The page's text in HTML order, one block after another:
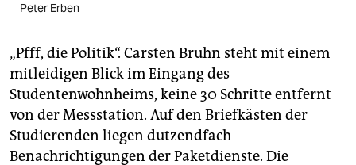
Peter Erben
„Pfff, die Politik“. Carsten Bruhn steht mit einem
mitleidigen Blick im Eingang des
Studentenwohnheims, keine 30 Schritte entfernt
von der Messstation. Auf den Briefkästen der
Studierenden liegen dutzendfach
Benachrichtigungen der Paketdienste. Die